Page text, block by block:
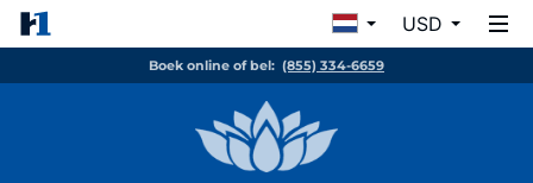
USD
Boek online of bel: (855) 334-6659